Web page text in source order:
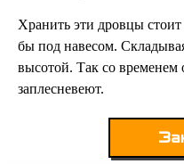
Хранить эти дровцы
бы под навесом.
высотой. Так со временем
заплесневеют.